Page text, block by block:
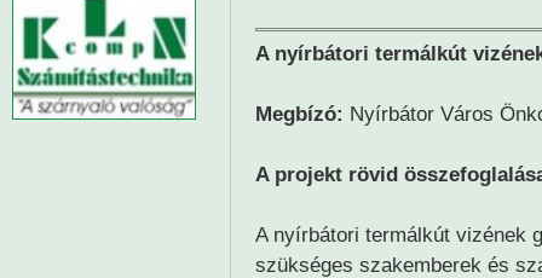
A nyírbátori termálkút
Megbízó: Nyírbátor Város
A projekt rövid
A nyírbátori termálkút vizének
szükséges szakemberek és